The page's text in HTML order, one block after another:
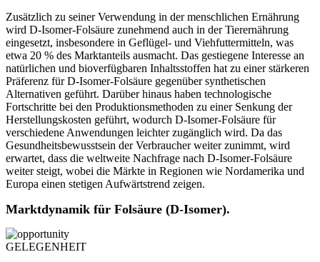
Zusätzlich zu seiner Verwendung in der menschlichen Ernährung
wird D-Isomer-Folsäure zunehmend auch in der Tierernährung
eingesetzt, insbesondere in Geflügel- und Viehfuttermitteln, was
etwa 20 % des Marktanteils ausmacht. Das gestiegene Interesse an
natürlichen und bioverfügbaren Inhaltsstoffen hat zu einer stärkeren
Präferenz für D-Isomer-Folsäure gegenüber synthetischen
Alternativen geführt. Darüber hinaus haben technologische
Fortschritte bei den Produktionsmethoden zu einer Senkung der
Herstellungskosten geführt, wodurch D-Isomer-Folsäure für
verschiedene Anwendungen leichter zugänglich wird. Da das
Gesundheitsbewusstsein der Verbraucher weiter zunimmt, wird
erwartet, dass die weltweite Nachfrage nach D-Isomer-Folsäure
weiter steigt, wobei die Märkte in Regionen wie Nordamerika und
Europa einen stetigen Aufwärtstrend zeigen.
Marktdynamik für Folsäure (D-Isomer).
GELEGENHEIT